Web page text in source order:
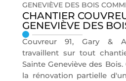
GENEVIÈVE DES BOIS
CHANTIER
GENEVIÈVE DES
Couvreur 91, Gary &
travaillent sur tout
Sainte Geneviève des
la rénovation partielle